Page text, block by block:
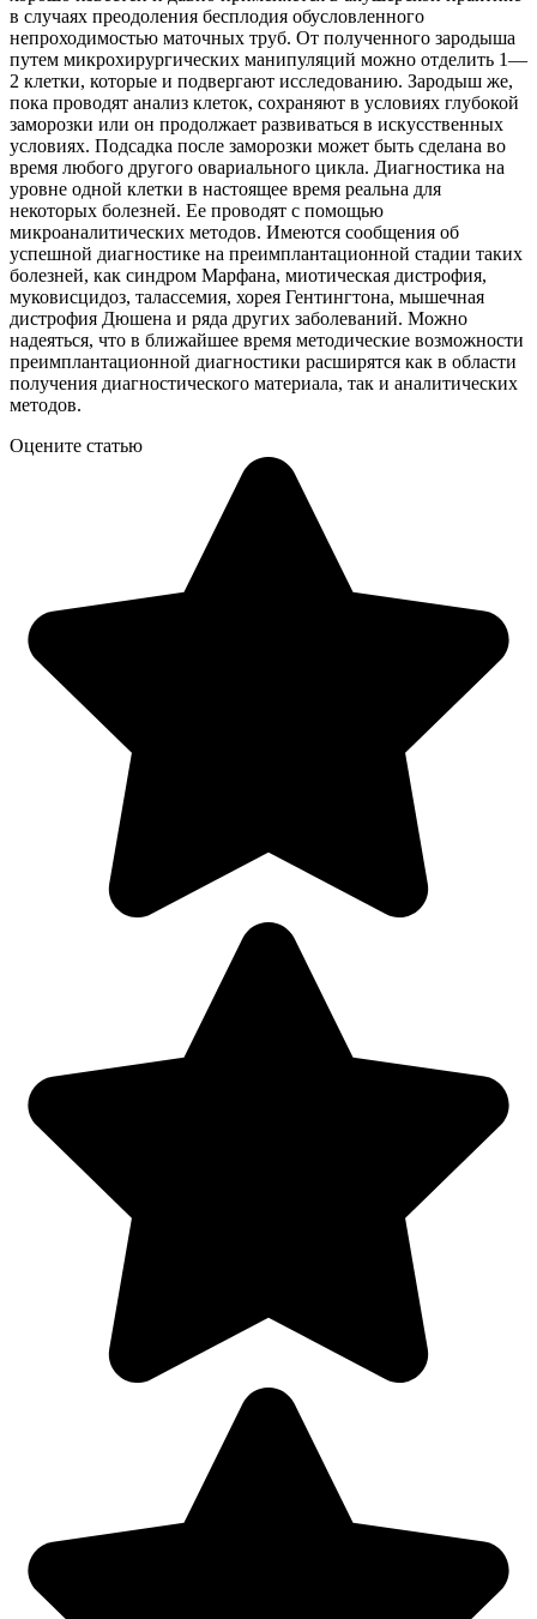
в случаях преодоления бесплодия обусловленного
непроходимостью маточных труб. От полученного зародыша
путем микрохирургических манипуляций можно отделить 1—
2 клетки, которые и подвергают исследованию. Зародыш же,
пока проводят анализ клеток, сохраняют в условиях глубокой
заморозки или он продолжает развиваться в искусственных
условиях. Подсадка после заморозки может быть сделана во
время любого другого овариального цикла. Диагностика на
уровне одной клетки в настоящее время реальна для
некоторых болезней. Ее проводят с помощью
микроаналитических методов. Имеются сообщения об
успешной диагностике на преимплантационной стадии таких
болезней, как синдром Марфана, миотическая дистрофия,
муковисцидоз, талассемия, хорея Гентингтона, мышечная
дистрофия Дюшена и ряда других заболеваний. Можно
надеяться, что в ближайшее время методические возможности
преимплантационной диагностики расширятся как в области
получения диагностического материала, так и аналитических
методов.
Оцените статью